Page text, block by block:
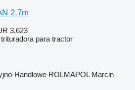
2,7m
3,623
para tractor
Handlowe ROLMAPOL Marcin